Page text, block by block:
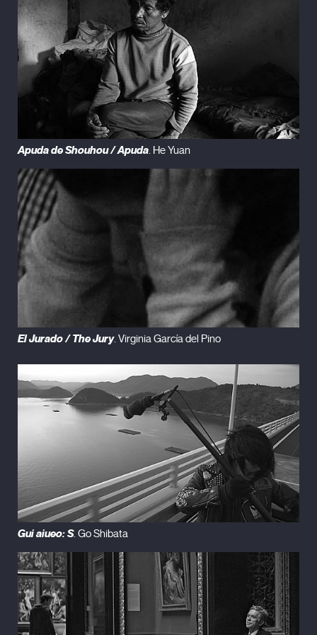
Apuda de Shouhou / Apuda. He Yuan
El Jurado / The Jury. Virginia García del Pino
Gui aiueo: S. Go Shibata